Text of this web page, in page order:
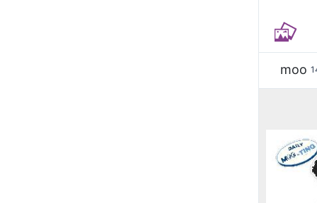
moo